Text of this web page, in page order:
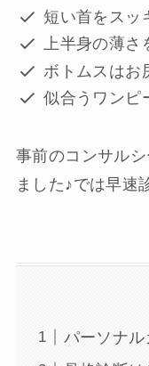
短い首をスッ
上半身の薄さ
ボトムスはお
似合うワンピ
事前のコンサル
ました♪では早速
パーソナ